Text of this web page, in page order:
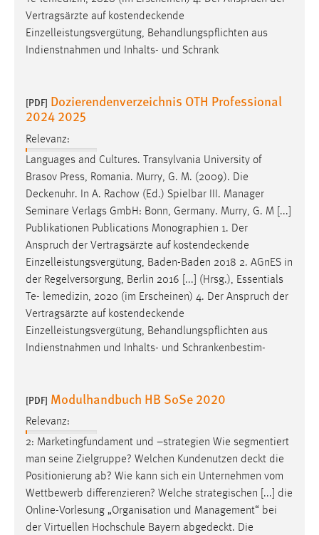
Vertragsärzte auf kostendeckende
Einzelleistungsvergütung, Behandlungspflichten aus
Indienstnahmen und Inhalts- und Schrank
[PDF] Dozierendenverzeichnis OTH Professional
2024 2025
Relevanz:
Languages and Cultures. Transylvania University of
Brasov Press, Romania. Murry, G. M. (2009). Die
Deckenuhr. In A. Rachow (Ed.) Spielbar III. Manager
Seminare Verlags GmbH: Bonn, Germany. Murry, G. M [...]
Publikationen Publications Monographien 1. Der
Anspruch der Vertragsärzte auf kostendeckende
Einzelleistungsvergütung, Baden-Baden 2018 2. AGnES in
der Regelversorgung, Berlin 2016 [...] (Hrsg.), Essentials
Te- lemedizin, 2020 (im Erscheinen) 4. Der Anspruch der
Vertragsärzte auf kostendeckende
Einzelleistungsvergütung, Behandlungspflichten aus
Indienstnahmen und Inhalts- und Schrankenbestim-
[PDF] Modulhandbuch HB SoSe 2020
Relevanz:
2: Marketingfundament und –strategien Wie segmentiert
man seine Zielgruppe? Welchen Kundenutzen deckt die
Positionierung ab? Wie kann sich ein Unternehmen vom
Wettbewerb differenzieren? Welche strategischen [...] die
Online-Vorlesung „Organisation und Management“ bei
der Virtuellen Hochschule Bayern abgedeckt. Die